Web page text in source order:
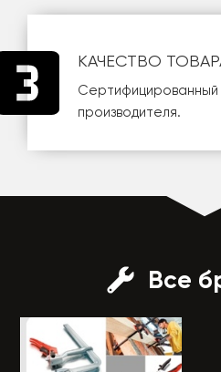
КАЧЕСТВО
Сертифицированный
производителя.
Все